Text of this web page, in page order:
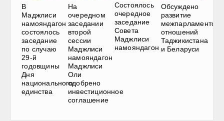
В
Маджлиси
намояндагон
состоялось
заседание
по случаю
29-й
годовщины
Дня
национального
единства
На
очередном
заседании
второй
сессии
Маджлиси
намояндагон
Маджлиси
Оли
одобрено
инвестиционное
соглашение
Состоялось
очередное
заседание
Совета
Маджлиси
намояндагон
Обсуждено
развитие
отношений
Таджикистана
и Беларуси